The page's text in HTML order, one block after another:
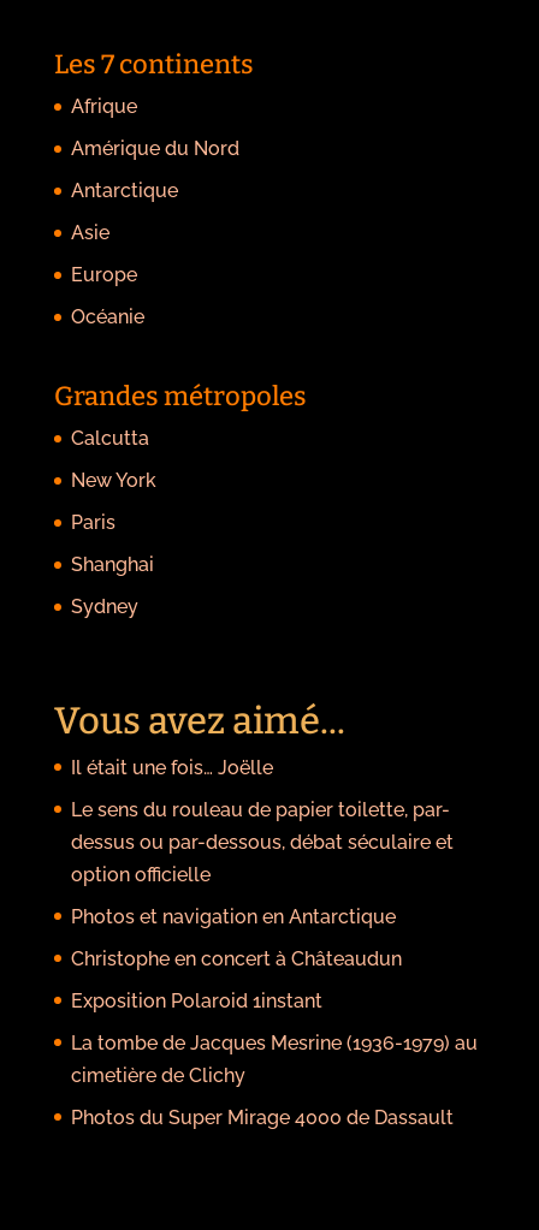
Les 7 continents
Afrique
Amérique du Nord
Antarctique
Asie
Europe
Océanie
Grandes métropoles
Calcutta
New York
Paris
Shanghai
Sydney
Vous avez aimé...
Il était une fois… Joëlle
Le sens du rouleau de papier toilette, par-
dessus ou par-dessous, débat séculaire et
option officielle
Photos et navigation en Antarctique
Christophe en concert à Châteaudun
Exposition Polaroid 1instant
La tombe de Jacques Mesrine (1936-1979) au
cimetière de Clichy
Photos du Super Mirage 4000 de Dassault